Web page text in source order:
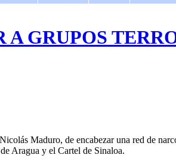
GRUPOS
Maduro, de encabezar una red de
Aragua y el Cartel de Sinaloa.